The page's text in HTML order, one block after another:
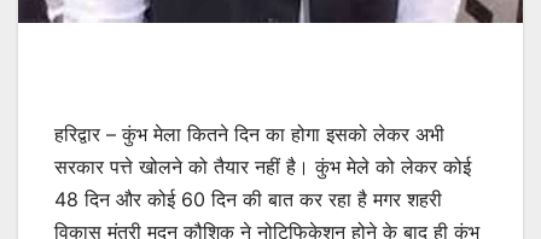
हरिद्वार – कुंभ मेला कितने दिन का होगा इसको लेकर अभी
सरकार पत्ते खोलने को तैयार नहीं है। कुंभ मेले को लेकर कोई
48 दिन और कोई 60 दिन की बात कर रहा है मगर शहरी
विकास मंत्री मदन कौशिक ने नोटिफिकेशन होने के बाद ही कुंभ